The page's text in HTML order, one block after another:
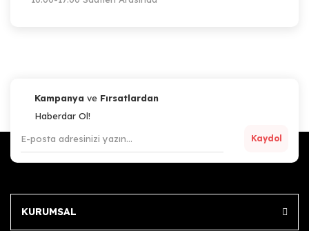
Kampanya ve Fırsatlardan
Haberdar Ol!
Kaydol
KURUMSAL